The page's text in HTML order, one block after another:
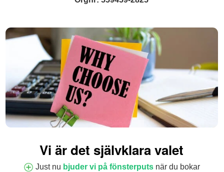
Vi är det självklara valet
Just nu bjuder vi på fönsterputsnär du bokar